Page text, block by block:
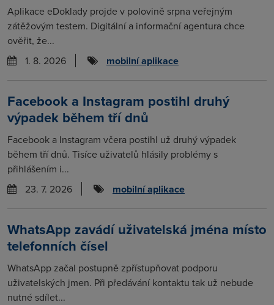
Aplikace eDoklady projde v polovině srpna veřejným
zátěžovým testem. Digitální a informační agentura chce
ověřit, že...
1. 8. 2026
mobilní aplikace
Facebook a Instagram postihl druhý
výpadek během tří dnů
Facebook a Instagram včera postihl už druhý výpadek
během tří dnů. Tisíce uživatelů hlásily problémy s
přihlášením i...
23. 7. 2026
mobilní aplikace
WhatsApp zavádí uživatelská jména místo
telefonních čísel
WhatsApp začal postupně zpřístupňovat podporu
uživatelských jmen. Při předávání kontaktu tak už nebude
nutné sdílet...